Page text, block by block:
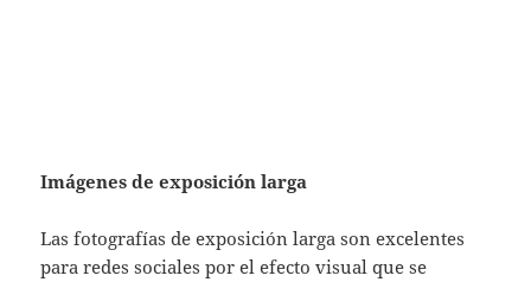
Imágenes de exposición larga
Las fotografías de exposición larga son excelentes
para redes sociales por el efecto visual que se